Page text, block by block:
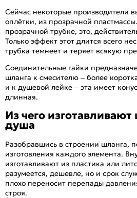
Сейчас некоторые производители
оплётки, из прозрачной
прозрачной трубке, это,
Только эффект этот длится всего
трубка темнеет и теряет всякую
Соединительные гайки
шланга к смесителю – более
и к душевой лейке – эта имеет
длинная.
Из чего
душа
Разобравшись в строении шланга,
изготовления каждого элемента.
изготавливают из пластика или
разумеется, дешевле, но и срок
плохо переносит перепады
строя.